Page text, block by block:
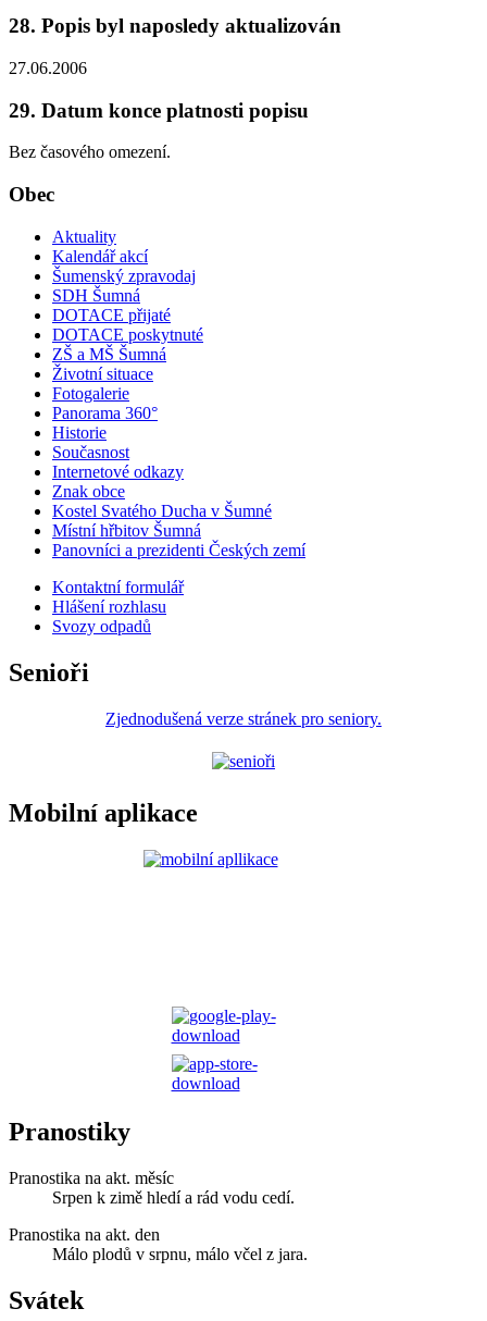
28. Popis byl naposledy aktualizován
27.06.2006
29. Datum konce platnosti popisu
Bez časového omezení.
Obec
Aktuality
Kalendář akcí
Šumenský zpravodaj
SDH Šumná
DOTACE přijaté
DOTACE poskytnuté
ZŠ a MŠ Šumná
Životní situace
Fotogalerie
Panorama 360°
Historie
Současnost
Internetové odkazy
Znak obce
Kostel Svatého Ducha v Šumné
Místní hřbitov Šumná
Panovníci a prezidenti Českých zemí
Kontaktní formulář
Hlášení rozhlasu
Svozy odpadů
Senioři
Zjednodušená verze stránek pro seniory.
Mobilní aplikace
Pranostiky
Pranostika na akt. měsíc
Srpen k zimě hledí a rád vodu cedí.
Pranostika na akt. den
Málo plodů v srpnu, málo včel z jara.
Svátek